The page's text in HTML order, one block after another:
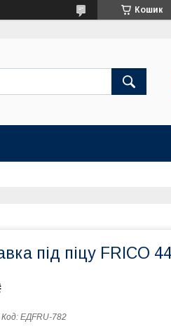
Кошик
під піцу FRICO
Код: ЕДFRU-782